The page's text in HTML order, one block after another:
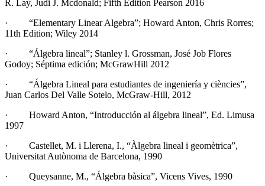
R. Lay, Judi J. Mcdonald; Fifth Edition Pearson 2016
· “Elementary Linear Algebra”; Howard Anton, Chris Rorres;
11th Edition; Wiley 2014
· “Álgebra lineal”; Stanley l. Grossman, José Job Flores
Godoy; Séptima edición; McGrawHill 2012
· “Álgebra Lineal para estudiantes de ingeniería y ciències”,
Juan Carlos Del Valle Sotelo, McGraw-Hill, 2012
· Howard Anton, “Introducción al álgebra lineal”, Ed. Limusa
1997
· Castellet, M. i Llerena, I., “Àlgebra lineal i geomètrica”,
Universitat Autònoma de Barcelona, 1990
· Queysanne, M., “Álgebra bàsica”, Vicens Vives, 1990